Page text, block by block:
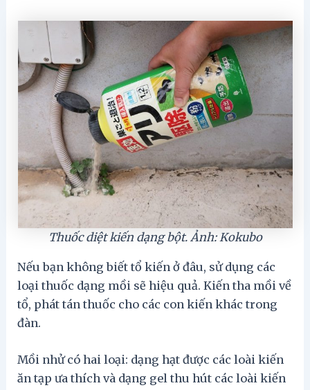
Thuốc diệt kiến dạng bột. Ảnh: Kokubo
Nếu bạn không biết tổ kiến ở đâu, sử dụng các
loại thuốc dạng mồi sẽ hiệu quả. Kiến tha mồi về
tổ, phát tán thuốc cho các con kiến ​​khác trong
đàn.
Mồi nhử có hai loại: dạng hạt được các loài kiến ​​
ăn tạp ưa thích và dạng gel thu hút các loài kiến ​​